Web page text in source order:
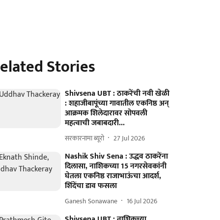
Stories
Shivsena UBT : ठाकरेंची नवी खेळी
: शहाजीबापूंच्या गावातील एकनिष्ठ अन्‌
आक्रमक शिलेदारावर सोपवली
महत्वाची जबाबदारी...
सरकारनामा ब्यूरो 27 Jul 2026
Nashik Shiv Sena : उद्धव ठाकरेंना
दिलासा, नाशिकच्या 15 नगरसेवकांनी
घेतला एकनिष्ठ राजाभाऊंचा आदर्श,
शिंदेंचा डाव फसला
Ganesh Sonawane 16 Jul 2026